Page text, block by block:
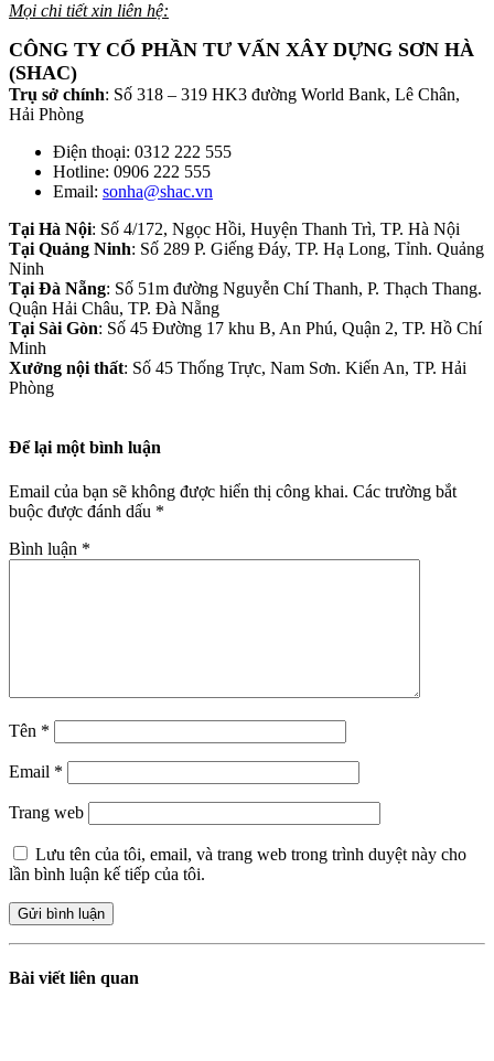
Mọi chi tiết xin liên hệ:
CÔNG TY CỔ PHẦN TƯ VẤN XÂY DỰNG SƠN HÀ
(SHAC)
Trụ sở chính: Số 318 – 319 HK3 đường World Bank, Lê Chân,
Hải Phòng
Điện thoại: 0312 222 555
Hotline: 0906 222 555
Email: sonha@shac.vn
Tại Hà Nội: Số 4/172, Ngọc Hồi, Huyện Thanh Trì, TP. Hà Nội
Tại Quảng Ninh: Số 289 P. Giếng Đáy, TP. Hạ Long, Tỉnh. Quảng
Ninh
Tại Đà Nẵng: Số 51m đường Nguyễn Chí Thanh, P. Thạch Thang.
Quận Hải Châu, TP. Đà Nẵng
Tại Sài Gòn: Số 45 Đường 17 khu B, An Phú, Quận 2, TP. Hồ Chí
Minh
Xưởng nội thất: Số 45 Thống Trực, Nam Sơn. Kiến An, TP. Hải
Phòng
Để lại một bình luận
Email của bạn sẽ không được hiển thị công khai. Các trường bắt
buộc được đánh dấu *
Bình luận *
Tên *
Email *
Trang web
Lưu tên của tôi, email, và trang web trong trình duyệt này cho
lần bình luận kế tiếp của tôi.
Bài viết liên quan